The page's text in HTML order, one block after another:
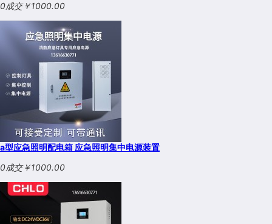
0成交￥1000.00
a型应急照明配电箱 应急照明集中电源装置
0成交￥1000.00